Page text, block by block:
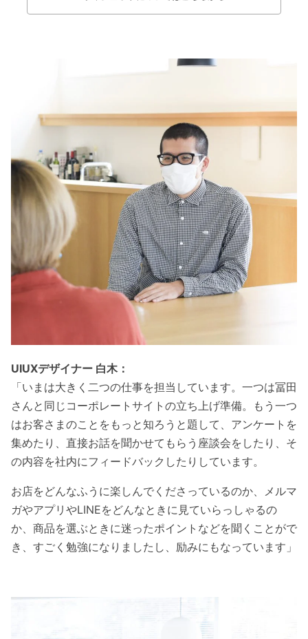
UIUXデザイナー 白木：
「いまは大きく二つの仕事を担当しています。一つは冨田
さんと同じコーポレートサイトの立ち上げ準備。もう一つ
はお客さまのことをもっと知ろうと題して、アンケートを
集めたり、直接お話を聞かせてもらう座談会をしたり、そ
の内容を社内にフィードバックしたりしています。
お店をどんなふうに楽しんでくださっているのか、メルマ
ガやアプリやLINEをどんなときに見ていらっしゃるの
か、商品を選ぶときに迷ったポイントなどを聞くことがで
き、すごく勉強になりましたし、励みにもなっています」